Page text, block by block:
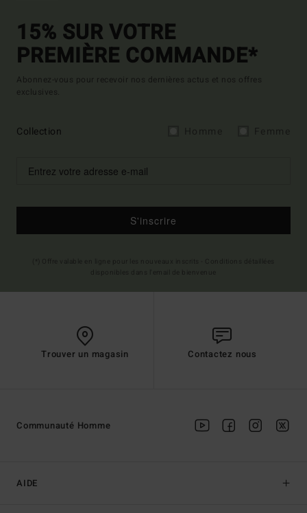
15% SUR VOTRE
PREMIÈRE COMMANDE*
Abonnez-vous pour recevoir nos dernières actus et nos offres
exclusives.
Collection
S'inscrire
Trouver un magasin Contactez nous
AIDE
Communauté Homme